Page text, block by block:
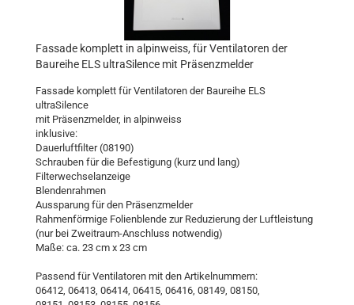
Fassade komplett in alpinweiss, für Ventilatoren der
Baureihe ELS ultraSilence mit Präsenzmelder
Fassade komplett für Ventilatoren der Baureihe ELS
ultraSilence
mit Präsenzmelder, in alpinweiss
inklusive:
Dauerluftfilter (08190)
Schrauben für die Befestigung (kurz und lang)
Filterwechselanzeige
Blendenrahmen
Aussparung für den Präsenzmelder
Rahmenförmige Folienblende zur Reduzierung der Luftleistung
(nur bei Zweitraum-Anschluss notwendig)
Maße: ca. 23 cm x 23 cm
Passend für Ventilatoren mit den Artikelnummern:
06412, 06413, 06414, 06415, 06416, 08149, 08150,